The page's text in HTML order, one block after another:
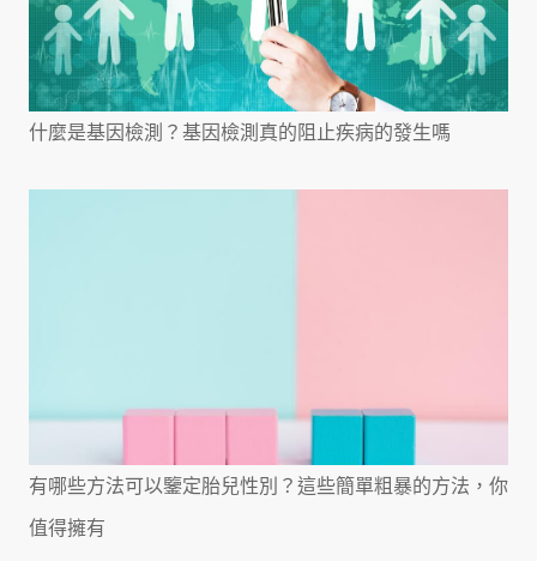
什麼是基因檢測？基因檢測真的阻止疾病的發生嗎
有哪些方法可以鑒定胎兒性別？這些簡單粗暴的方法，你
值得擁有